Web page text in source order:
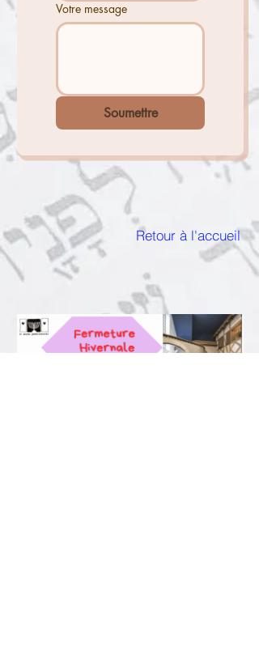
Votre message
Soumettre
Retour à l'accueil